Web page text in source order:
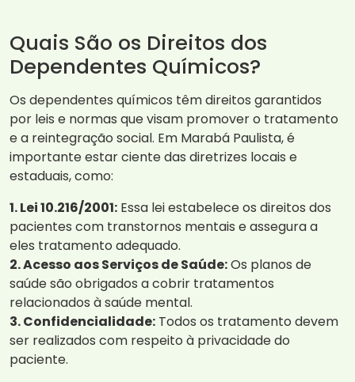
Quais São os Direitos dos
Dependentes Químicos?
Os dependentes químicos têm direitos garantidos
por leis e normas que visam promover o tratamento
e a reintegração social. Em Marabá Paulista, é
importante estar ciente das diretrizes locais e
estaduais, como:
1. Lei 10.216/2001: Essa lei estabelece os direitos dos
pacientes com transtornos mentais e assegura a
eles tratamento adequado.
2. Acesso aos Serviços de Saúde:Os planos de
saúde são obrigados a cobrir tratamentos
relacionados à saúde mental.
3. Confidencialidade: Todos os tratamento devem
ser realizados com respeito à privacidade do
paciente.